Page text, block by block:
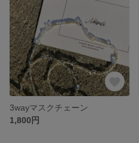
3wayマスクチェーン
1,800円